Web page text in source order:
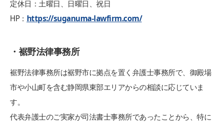
定休日：土曜日、日曜日、祝日
HP： https://suganuma-lawfirm.com/
・裾野法律事務所
裾野法律事務所は裾野市に拠点を置く弁護士事務所で、御殿場
市や小山町を含む静岡県東部エリアからの相談に応じていま
す。
代表弁護士のご実家が司法書士事務所であったことから、特に